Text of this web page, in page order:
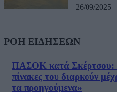
26/09/2025
ΡΟΗ ΕΙΔΗΣΕΩΝ
ΠΑΣΟΚ κατά Σκέρτσου:
πίνακες του διαρκούν
τα προηγούμενα»